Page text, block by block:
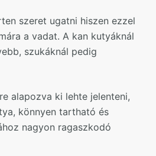
szeret ugatni hiszen ezzel
a vadat. A kan kutyáknál
szukáknál pedig
alapozva ki lehte jelenteni,
könnyen tartható és
nagyon ragaszkodó